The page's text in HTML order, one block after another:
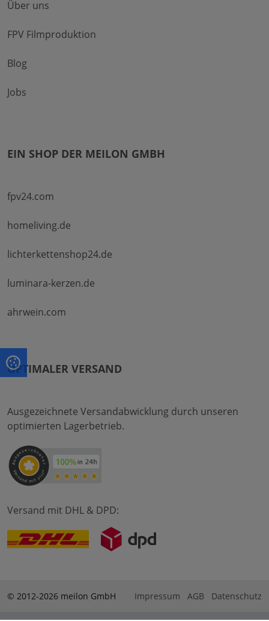
Über uns
FPV Filmproduktion
Blog
Jobs
EIN SHOP DER MEILON GMBH
fpv24.com
homeliving.de
lichterkettenshop24.de
luminara-kerzen.de
ahrwein.com
OPTIMALER VERSAND
Ausgezeichnete Versandabwicklung durch unseren
optimierten Lagerbetrieb.
Versand mit DHL & DPD:
© 2012-2026 meilon GmbH Impressum AGB Datenschutz